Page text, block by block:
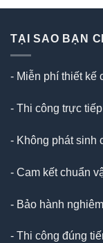
TẠI SAO BẠN
- Miễn phí thiết kế
- Thi công trực
- Không phát sinh
- Cam kết chuẩn
- Bảo hành
- Thi công đúng